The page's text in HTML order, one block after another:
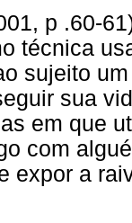
p .60-
técnica
sujeito
sua
em que
com
expor a